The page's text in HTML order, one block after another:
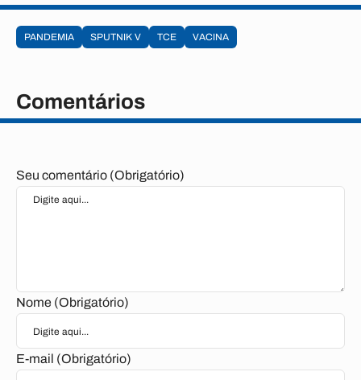
PANDEMIA SPUTNIK V TCE VACINA
Comentários
Seu comentário (Obrigatório)
Nome (Obrigatório)
E-mail (Obrigatório)